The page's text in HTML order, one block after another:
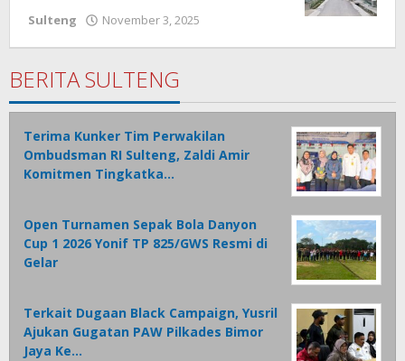
Sulteng November 3, 2025
BERITA SULTENG
Terima Kunker Tim Perwakilan
Ombudsman RI Sulteng, Zaldi Amir
Komitmen Tingkatka…
Open Turnamen Sepak Bola Danyon
Cup 1 2026 Yonif TP 825/GWS Resmi di
Gelar
Terkait Dugaan Black Campaign, Yusril
Ajukan Gugatan PAW Pilkades Bimor
Jaya Ke…